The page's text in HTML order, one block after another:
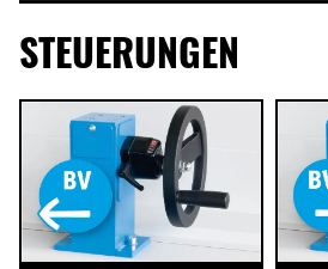
STEUERUNGEN